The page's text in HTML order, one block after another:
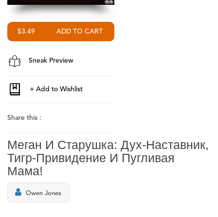
$3.49
Sneak Preview
Share this :
Меган И Старушка: Дух-Наставник,
Тигр-Привидение И Пугливая
Мама!
Owen Jones